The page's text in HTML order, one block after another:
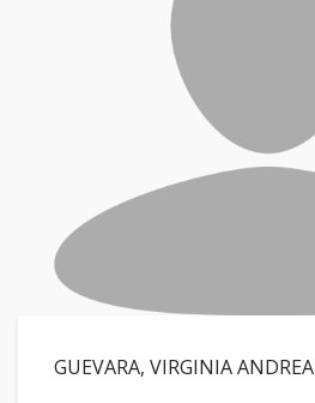
GUEVARA, VIRGINIA ANDREA